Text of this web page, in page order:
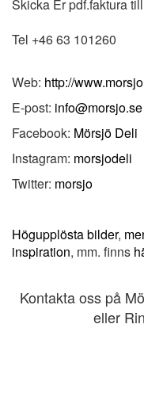
Skicka Er pdf.faktura
Tel +46 63 101260
Web: http://
E-post: info@morsjo.se
Facebook: Mörsjö Deli
Instagram: morsjodeli
Twitter: morsjo
Högupplösta bilder,
inspiration, mm. finns
Kontakta oss på
eller